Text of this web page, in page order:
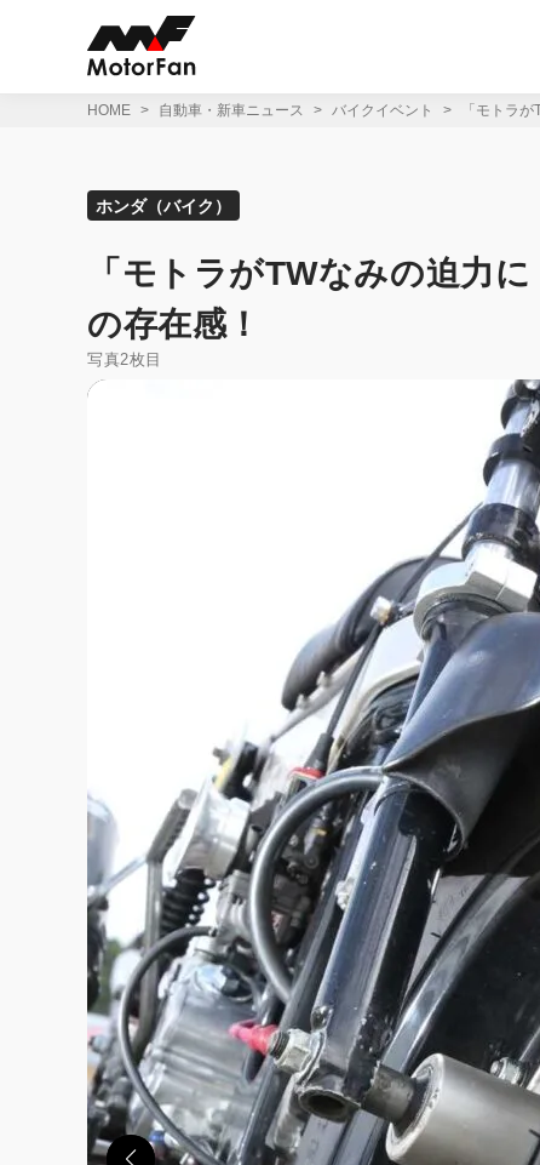
HOME 自動車・新車ニュース バイクイベント 「モトラ
ホンダ（バイク）
「モトラがTWなみの迫力
の存在感！
写真2枚目